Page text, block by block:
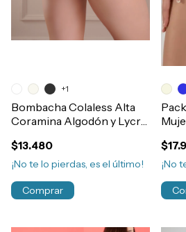
Bombacha Colaless Alta
Coramina Algodón y Lycra
Abdominal Art.373
$13.480
¡No te lo pierdas, es el último!
+1
Comprar
¡No